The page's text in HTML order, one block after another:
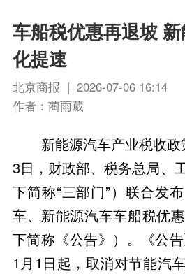
车船税优惠再退坡
化提速
北京商报 | 2026-07-06 16:14
作者：蔺雨葳
新能源汽车产业税收
3日，财政部、税务总局、
下简称“三部门”）联合发
车、新能源汽车车船税优
下简称《公告》）。《公
1月1日起，取消对节能汽